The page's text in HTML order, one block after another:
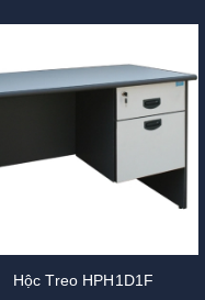
Hộc Treo HPH1D1F